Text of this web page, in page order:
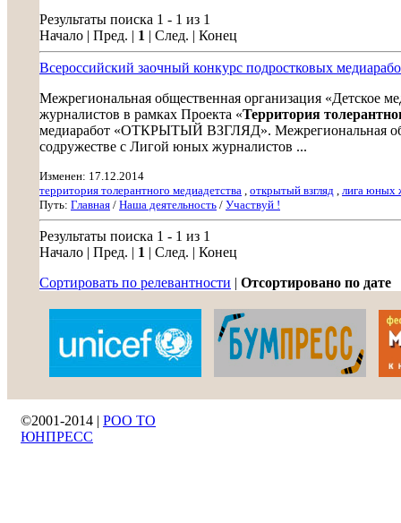
Результаты поиска 1 - 1 из 1
Начало | Пред. | 1 | След. | Конец
Всероссийский заочный конкурс подростковых
Межрегиональная общественная организация «Детское
журналистов в рамках Проекта «Территория
медиаработ «ОТКРЫТЫЙ ВЗГЛЯД». Межрегиональная
содружестве с Лигой юных журналистов ...
Изменен: 17.12.2014
территория толерантного медиадетства , открытый взгляд , лига юных
Путь: Главная / Наша деятельность / Участвуй !
Результаты поиска 1 - 1 из 1
Начало | Пред. | 1 | След. | Конец
Сортировать по релевантности | Отсортировано по дате
©2001-2014 | РОО ТО
ЮНПРЕСС